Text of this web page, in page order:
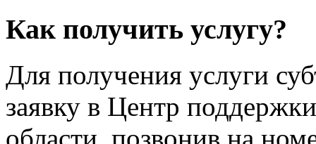
Как получить услугу?
Для получения услуги
заявку в Центр